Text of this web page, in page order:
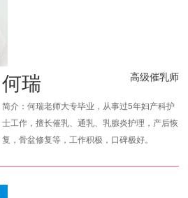
何瑞 高级催乳师
简介：何瑞老师大专毕业，从事过5年妇产科护
士工作，擅长催乳、通乳、乳腺炎护理，产后恢
复，骨盆修复等，工作积极，口碑极好。